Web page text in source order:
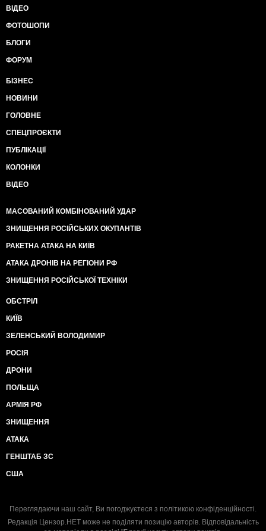
ВІДЕО
ФОТОШОПИ
БЛОГИ
ФОРУМ
БІЗНЕС
НОВИНИ
ГОЛОВНЕ
СПЕЦПРОЄКТИ
ПУБЛІКАЦІЇ
КОЛОНКИ
ВІДЕО
МАСОВАНИЙ КОМБІНОВАНИЙ УДАР
ЗНИЩЕННЯ РОСІЙСЬКИХ ОКУПАНТІВ
РАКЕТНА АТАКА НА КИЇВ
АТАКА ДРОНІВ НА РЕГІОНИ РФ
ЗНИЩЕННЯ РОСІЙСЬКОЇ ТЕХНІКИ
ОБСТРІЛ
КИЇВ
ЗЕЛЕНСЬКИЙ ВОЛОДИМИР
РОСІЯ
ДРОНИ
ПОЛЬЩА
АРМІЯ РФ
ЗНИЩЕННЯ
АТАКА
ГЕНШТАБ ЗС
США
Переглядаючи наш сайт, Ви погоджуєтеся з політикою конфіденційності.
Редакція Цензор.НЕТ може не поділяти позицію авторів. Відповідальність